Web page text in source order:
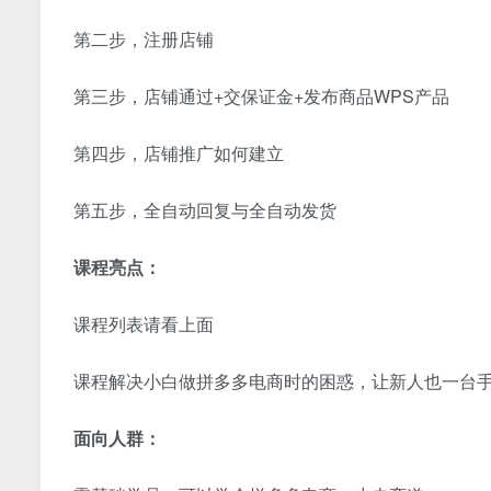
第二步，注册店铺
第三步，店铺通过+交保证金+发布商品WPS产品
第四步，店铺推广如何建立
第五步，全自动回复与全自动发货
课程亮点：
课程列表请看上面
课程解决小白做拼多多电商时的困惑，让新人也一台
面向人群：